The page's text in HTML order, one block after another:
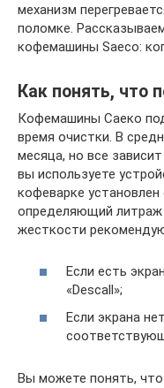
механизм
поломке.
кофемашины Saeco:
Как понять, что
Кофемашины Саеко
время очистки. В
месяца, но все
вы используете
кофеварке
определяющий литраж
жесткости
Если есть
«Descall»;
Если экрана
Вы можете понять,